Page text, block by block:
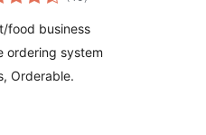
food business
ordering system
Orderable.